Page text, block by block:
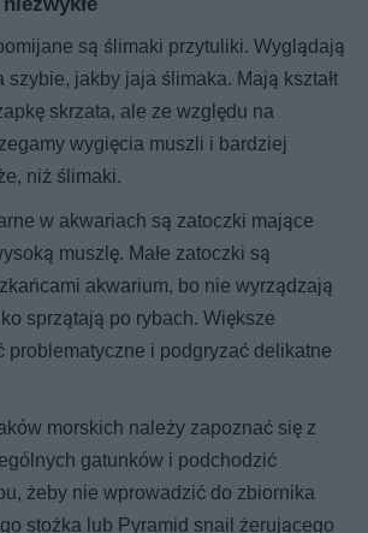
są ślimaki przytuliki. Wyglądają
szybie, jakby jaja ślimaka. Mają kształt
skrzata, ale ze względu na
wygięcia muszli i bardziej
niż ślimaki.
w akwariach są zatoczki mające
muszlę. Małe zatoczki są
akwarium, bo nie wyrządzają
sprzątają po rybach. Większe
problematyczne i podgryzać delikatne
morskich należy zapoznać się z
gatunków i podchodzić
żeby nie wprowadzić do zbiornika
stożka lub Pyramid snail żerującego